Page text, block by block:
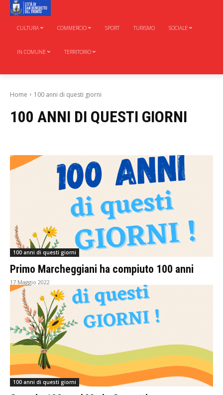
CULTURA COMMERCIO SPORT TURISMO SOCIALE
IN COMUNE TERRITORIO
Home 100 anni di questi giorni
100 ANNI DI QUESTI GIORNI
100 anni di questi giorni
Primo Marcheggiani ha compiuto 100 anni
17 Maggio 2022
100 anni di questi giorni